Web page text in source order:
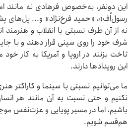
این دونفر، به‌خصوص فرهادی نه مانند
رسول‌اُف»، «حمید فرخ‌نژاد» و... پل‌های
نه از آن طرف نسبتی با انقلاب و هنرمند
شرف خود را روی سینی قرار دهند و با
تاخت بزنند در اروپا و آمریکا به کار
این رویدادها دارند.
ما می‌توانیم نسبتی با سینما و کاراکتر
نکنیم و حتی نسبت به آن مانند هر
باشیم، اما در مسیر پویایی و عزت‌نفس
هم‌قسم شویم.